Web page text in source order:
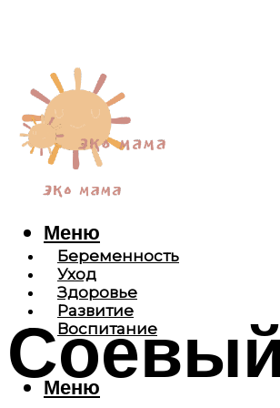
Беременность
Уход
Здоровье
Развитие
Воспитание
Меню
Меню
Соевый